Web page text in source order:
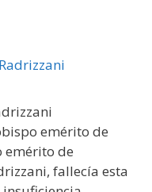
emérito de
emérito de
fallecía esta